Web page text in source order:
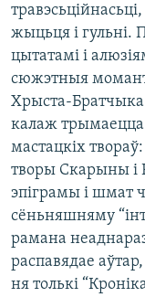
жыцьця і гульні.
цытатамі і
сюжэтныя
Хрыста-Братчыка
калаж
мастацкіх
творы Скарыны і
эпіграмы і шмат
сёньняшняму
рамана
распавядае
ня толькі